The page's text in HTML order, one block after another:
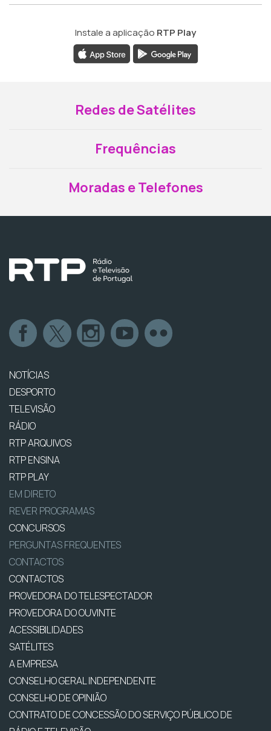
Instale a aplicação RTP Play
Redes de Satélites
Frequências
Moradas e Telefones
NOTÍCIAS
DESPORTO
TELEVISÃO
RÁDIO
RTP ARQUIVOS
RTP ENSINA
RTP PLAY
EM DIRETO
REVER PROGRAMAS
CONCURSOS
PERGUNTAS FREQUENTES
CONTACTOS
CONTACTOS
PROVEDORA DO TELESPECTADOR
PROVEDORA DO OUVINTE
ACESSIBILIDADES
SATÉLITES
A EMPRESA
CONSELHO GERAL INDEPENDENTE
CONSELHO DE OPINIÃO
CONTRATO DE CONCESSÃO DO SERVIÇO PÚBLICO DE